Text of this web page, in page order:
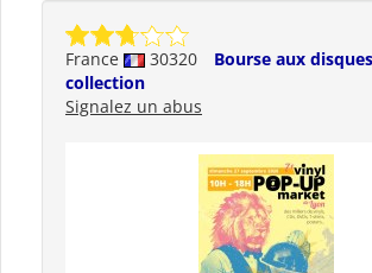
France 30320
Bourse aux
collection
Signalez un abus